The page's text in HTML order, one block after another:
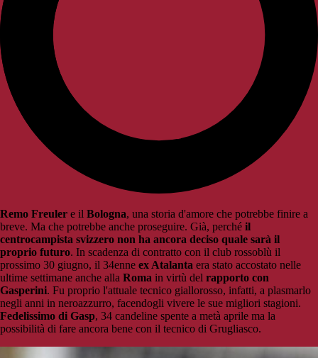
Remo Freuler e il Bologna, una storia d'amore che potrebbe finire a
breve. Ma che potrebbe anche proseguire. Già, perché il
centrocampista svizzero non ha ancora deciso quale sarà il
proprio futuro. In scadenza di contratto con il club rossoblù il
prossimo 30 giugno, il 34enne ex Atalanta era stato accostato nelle
ultime settimane anche alla Roma in virtù del rapporto con
Gasperini. Fu proprio l'attuale tecnico giallorosso, infatti, a plasmarlo
negli anni in neroazzurro, facendogli vivere le sue migliori stagioni.
Fedelissimo di Gasp, 34 candeline spente a metà aprile ma la
possibilità di fare ancora bene con il tecnico di Grugliasco.